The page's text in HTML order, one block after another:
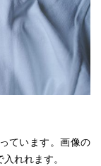
ています。画像の
れれます。